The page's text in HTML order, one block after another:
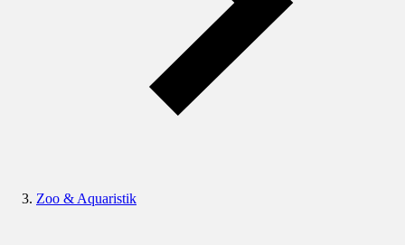
Zoo & Aquaristik